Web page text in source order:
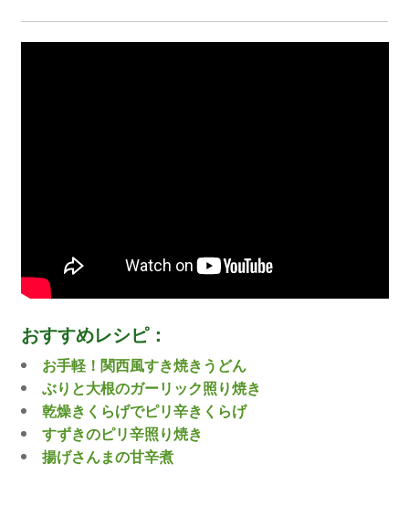
おすすめレシピ：
お手軽！関西風すき焼きうどん
ぶりと大根のガーリック照り焼き
乾燥きくらげでピリ辛きくらげ
すずきのピリ辛照り焼き
揚げさんまの甘辛煮